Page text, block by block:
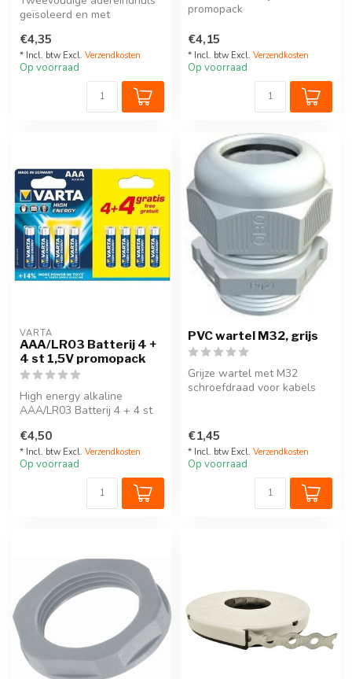
geïsoleerd en met
Verkrijgbaar per 100 st...
€4,35
* Incl. btw Excl. Verzendkosten
Op voorraad
promopack
€4,15
* Incl. btw Excl. Verzendkosten
Op voorraad
VARTA
AAA/LR03 Batterij 4 +
4 st 1,5V promopack
High energy alkaline
AAA/LR03 Batterij 4 + 4 st
€4,50
* Incl. btw Excl. Verzendkosten
Op voorraad
PVC wartel M32, grijs
Grijze wartel met M32
schroefdraad voor kabels
€1,45
* Incl. btw Excl. Verzendkosten
Op voorraad